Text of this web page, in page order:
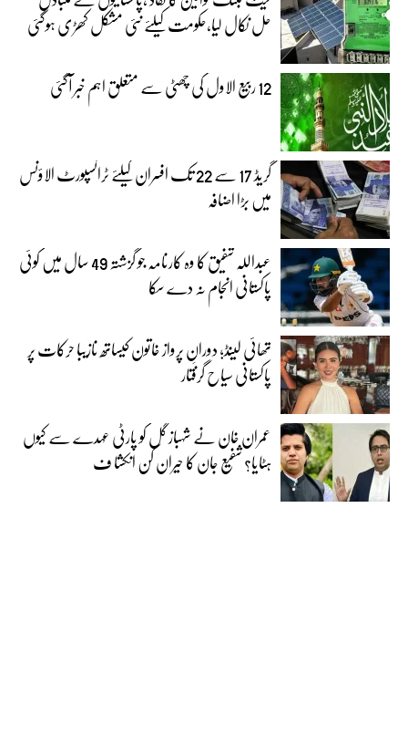
حل نکال لیا،حکومت کیلئے نئی مشکل کھڑی ہوگئی
12 ربیع الاول کی چھٹی سے متعلق اہم خبر آگئی
گریڈ 17 سے 22 تک افسران کیلئے ٹرانسپورٹ الاؤنس
میں بڑا اضافہ
عبداللہ شفیق کا وہ کارنامہ جو گزشتہ 49 سال میں کوئی
پاکستانی انجام نہ دے سکا
تھائی لینڈ؛ دورانِ پرواز خاتون کیساتھ نازیبا حرکات پر
پاکستانی سیاح گرفتار
عمران خان نے شہباز گل کو پارٹی عہدے سے کیوں
ہٹایا؟ شفیع جان کا حیران کن انکشا ف